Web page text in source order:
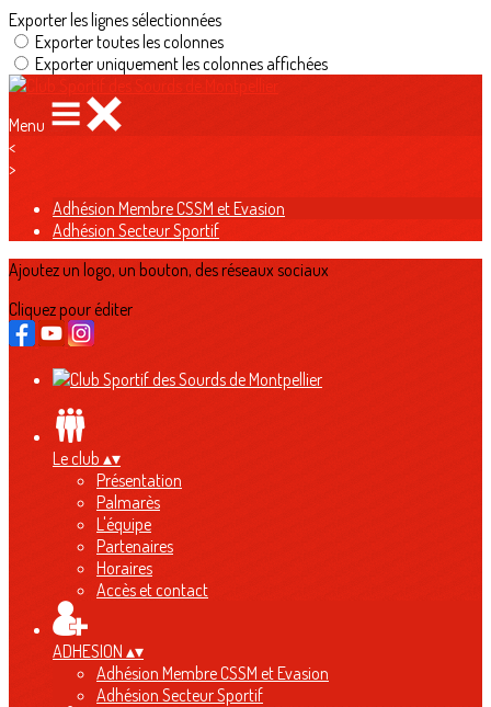
Exporter les lignes sélectionnées
Exporter toutes les colonnes
Exporter uniquement les colonnes affichées
Menu
<
>
Adhésion Membre CSSM et Evasion
Adhésion Secteur Sportif
Ajoutez un logo, un bouton, des réseaux sociaux
Cliquez pour éditer
Le club ▴▾
Présentation
Palmarès
L'équipe
Partenaires
Horaires
Accès et contact
ADHESION ▴▾
Adhésion Membre CSSM et Evasion
Adhésion Secteur Sportif